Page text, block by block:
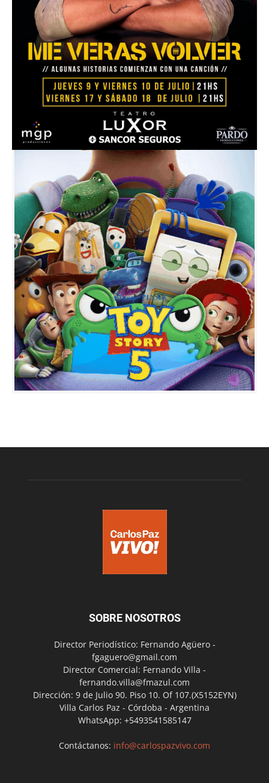
SOBRE NOSOTROS
Director Periodístico: Fernando Agüero -
fgaguero@gmail.com
Director Comercial: Fernando Villa -
fernando.villa@fmazul.com
Dirección: 9 de Julio 90. Piso 10. Of 107.(X5152EYN)
Villa Carlos Paz - Córdoba - Argentina
WhatsApp: +5493541585147
Contáctanos: info@carlospazvivo.com